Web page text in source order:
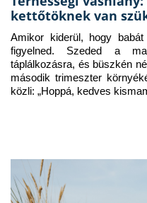
kettőtöknek van
Amikor kiderül, hogy
figyelned. Szeded a
táplálkozásra, és büszkén
második trimeszter
közli: „Hoppá, kedves